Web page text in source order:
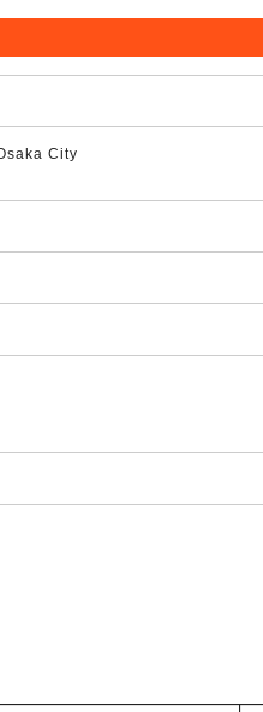
City